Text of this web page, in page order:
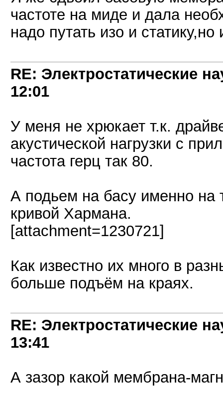
частоте на миде и дала
надо путать изо и
RE: Электростатические
12:01
У меня не хрюкает т.к.
акустической нагрузки с
частота герц так 80.
А подьем на басу именно на
кривой Хармана.
[attachment=1230721]
Как известно их много в
больше подъём на краях.
RE: Электростатические
13:41
А зазор какой мембрана-